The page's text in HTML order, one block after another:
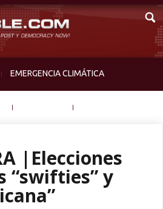
EMERGENCIA CLIMÁTICA
|Elecciones
“swifties” y